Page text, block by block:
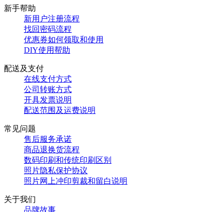
新手帮助
新用户注册流程
找回密码流程
优惠券如何领取和使用
DIY使用帮助
配送及支付
在线支付方式
公司转账方式
开具发票说明
配送范围及运费说明
常见问题
售后服务承诺
商品退换货流程
数码印刷和传统印刷区别
照片隐私保护协议
照片网上冲印剪裁和留白说明
关于我们
品牌故事